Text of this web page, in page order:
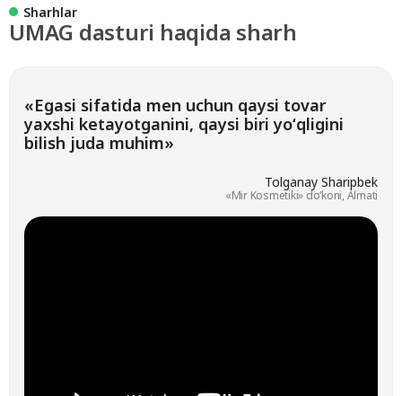
Sharhlar
UMAG dasturi haqida
«Egasi sifatida men uchun qaysi tovar
yaxshi ketayotganini, qaysi biri yoʻqligini
bilish juda muhim»
Tolganay Sharipbek
«Mir Kosmetiki» doʻkoni, Almati